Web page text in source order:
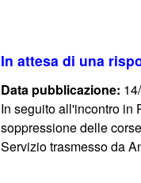
In attesa di una
Data pubblicazione:
In seguito all'incontro in
soppressione delle
Servizio trasmesso da